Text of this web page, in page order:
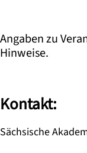
Angaben zu
Hinweise.
Kontakt:
Sächsische